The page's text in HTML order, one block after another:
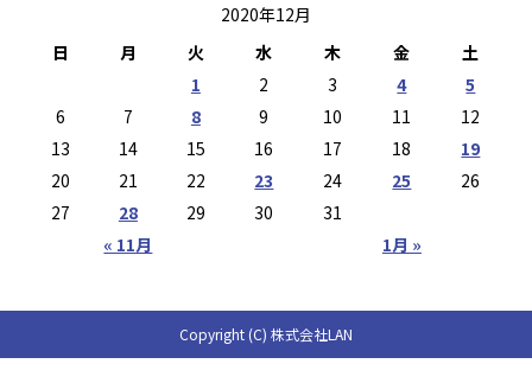
2020年12月
日
月 火 水 木 金 土
« 11月 1月 »
1 2 3 4
5
6
7 8 9 10 11
12
13
14 15 16 17 18
19
20
21 22 23 24 25
26
27
28 29 30 31
Copyright (C) 株式会社LAN